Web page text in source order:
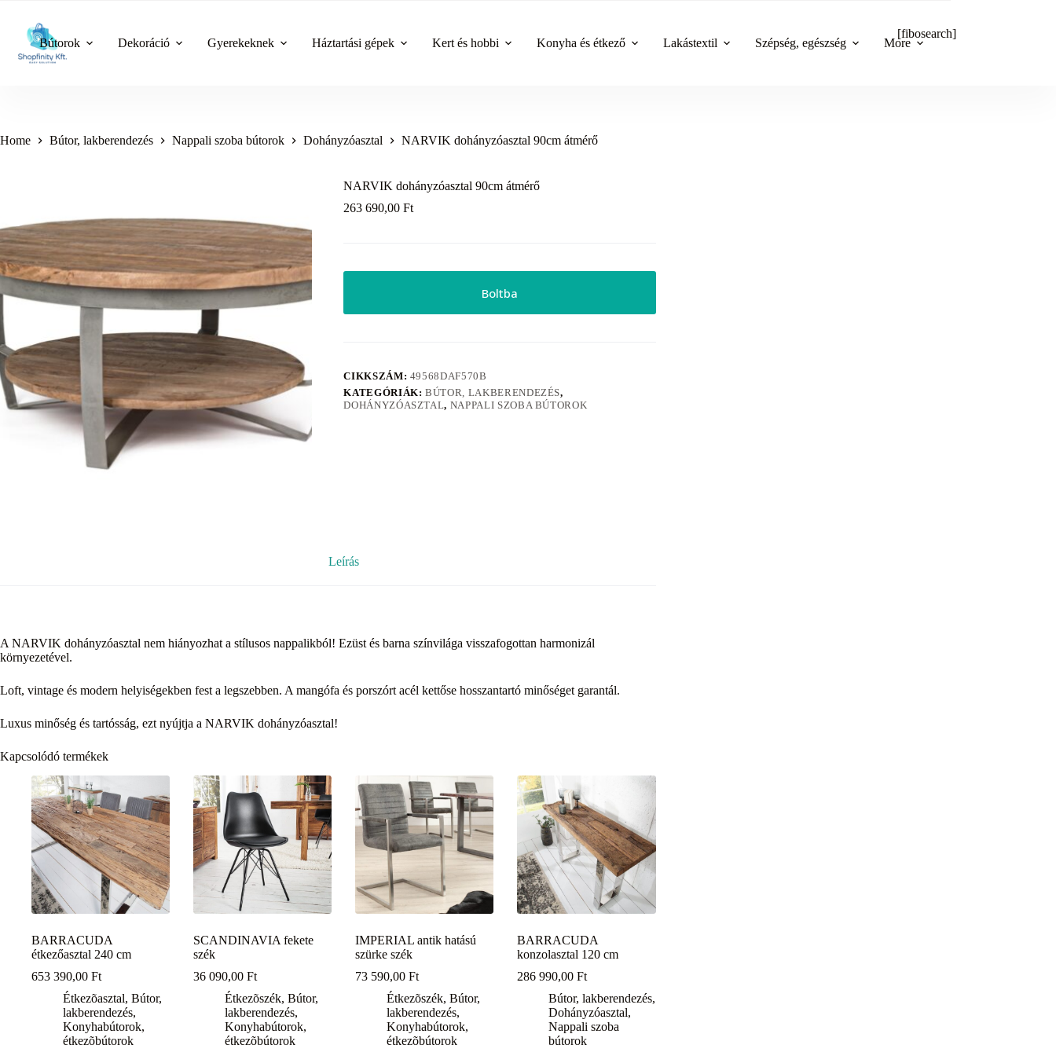
content
Bútorok Dekoráció Gyerekeknek Háztartási gépek Kert és hobbi Konyha és étkező Lakástextil Szépség, egészség More
[fibosearch]
Home Bútor, lakberendezés Nappali szoba bútorok Dohányzóasztal NARVIK dohányzóasztal 90cm átmérő
NARVIK dohányzóasztal 90cm átmérő
263 690,00Ft
Boltba
CIKKSZÁM: 49568DAF570B
KATEGÓRIÁK:BÚTOR, LAKBERENDEZÉS,
DOHÁNYZÓASZTAL, NAPPALI SZOBA BÚTOROK
Leírás
A NARVIK dohányzóasztal nem hiányozhat a stílusos nappalikból! Ezüst és barna színvilága visszafogottan harmonizál
környezetével.
Loft, vintage és modern helyiségekben fest a legszebben. A mangófa és porszórt acél kettőse hosszantartó minőséget garantál.
Luxus minőség és tartósság, ezt nyújtja a NARVIK dohányzóasztal!
Kapcsolódó termékek
BARRACUDA
étkezőasztal 240 cm
653 390,00 Ft
Étkezõasztal, Bútor,
lakberendezés,
Konyhabútorok,
étkezõbútorok
SCANDINAVIA fekete
szék
36 090,00Ft
Étkezõszék,Bútor,
lakberendezés,
Konyhabútorok,
étkezõbútorok
IMPERIAL antik hatású
szürke szék
73 590,00Ft
Étkezõszék,Bútor,
lakberendezés,
Konyhabútorok,
étkezõbútorok
BARRACUDA
konzolasztal 120 cm
286 990,00Ft
Bútor, lakberendezés,
Dohányzóasztal,
Nappali szoba
bútorok